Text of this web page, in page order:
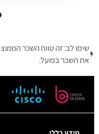
שימו לב: זה טווח השכר
את השכר בפועל.